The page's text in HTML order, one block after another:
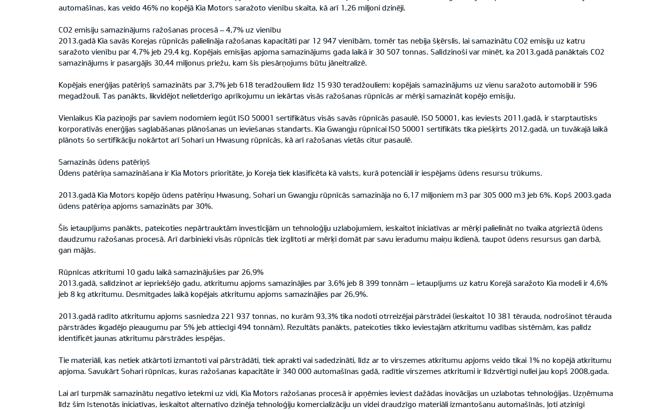
automašīnas, kas veido 46% no kopējā Kia Motors saražoto vienību skaita, kā arī 1,26 miljoni dzinēji.
CO2 emisiju samazinājums ražošanas procesā – 4,7% uz vienību
2013.gadā Kia savās Korejas rūpnīcās palielināja ražošanas kapacitāti par 12 947 vienībām, tomēr tas nebija šķērslis, lai samazinātu CO2 emisiju uz katru
saražoto vienību par 4,7% jeb 29,4 kg. Kopējais emisijas apjoma samazinājums gada laikā ir 30 507 tonnas. Salīdzinoši var minēt, ka 2013.gadā panāktais CO2
samazinājums ir pasargājis 30,44 miljonus priežu, kam šis piesārņojums būtu jāneitralizē.
Kopējais enerģijas patēriņš samazināts par 3,7% jeb 618 teradžouliem līdz 15 930 teradžouliem: kopējais samazinājums uz vienu saražoto automobili ir 596
megadžouli. Tas panākts, likvidējot nelietderīgo aprīkojumu un iekārtas visās ražošanas rūpnīcās ar mērķi samazināt kopējo emisiju.
Vienlaikus Kia paziņojis par saviem nodomiem iegūt ISO 50001 sertifikātus visās savās rūpnīcās pasaulē. ISO 50001, kas ieviests 2011.gadā, ir starptautisks
korporatīvās enerģijas saglabāšanas plānošanas un ieviešanas standarts. Kia Gwangju rūpnīcai ISO 50001 sertifikāts tika piešķirts 2012.gadā, un tuvākajā laikā
plānots šo sertifikāciju nokārtot arī Sohari un Hwasung rūpnīcās, kā arī ražošanas vietās citur pasaulē.
Samazinās ūdens patēriņš
Ūdens patēriņa samazināšana ir Kia Motors prioritāte, jo Koreja tiek klasificēta kā valsts, kurā potenciāli ir iespējams ūdens resursu trūkums.
2013.gadā Kia Motors kopējo ūdens patēriņu Hwasung, Sohari un Gwangju rūpnīcās samazināja no 6,17 miljoniem m3 par 305 000 m3 jeb 6%. Kopš 2003.gada
ūdens patēriņa apjoms samazināts par 30%.
Šis ietaupījums panākts, pateicoties nepārtrauktām investīcijām un tehnoloģiju uzlabojumiem, ieskaitot iniciatīvas ar mērķi palielināt no tvaika atgrieztā ūdens
daudzumu ražošanas procesā. Arī darbinieki visās rūpnīcās tiek izglītoti ar mērķi domāt par savu ieradumu maiņu ikdienā, taupot ūdens resursus gan darbā,
gan mājās.
Rūpnīcas atkritumi 10 gadu laikā samazinājušies par 26,9%
2013.gadā, salīdzinot ar iepriekšējo gadu, atkritumu apjoms samazinājies par 3,6% jeb 8 399 tonnām – ietaupījums uz katru Korejā saražoto Kia modeli ir 4,6%
jeb 8 kg atkritumu. Desmitgades laikā kopējais atkritumu apjoms samazinājies par 26,9%.
2013.gadā radīto atkritumu apjoms sasniedza 221 937 tonnas, no kurām 93,3% tika nodoti otrreizējai pārstrādei (ieskaitot 10 381 tērauda, nodrošinot tērauda
pārstrādes ikgadējo pieaugumu par 5% jeb attiecīgi 494 tonnām). Rezultāts panākts, pateicoties tikko ieviestajām atkritumu vadības sistēmām, kas palīdz
identificēt jaunas atkritumu pārstrādes iespējas.
Tie materiāli, kas netiek atkārtoti izmantoti vai pārstrādāti, tiek aprakti vai sadedzināti, līdz ar to virszemes atkritumu apjoms veido tikai 1% no kopējā atkritumu
apjoma. Savukārt Sohari rūpnīcas, kuras ražošanas kapacitāte ir 340 000 automašīnas gadā, radītie virszemes atkritumi ir līdzvērtīgi nullei jau kopš 2008.gada.
Lai arī turpmāk samazinātu negatīvo ietekmi uz vidi, Kia Motors ražošanas procesā ir apņēmies ieviest dažādas inovācijas un uzlabotas tehnoloģijas. Uzņēmuma
līdz šim īstenotās iniciatīvas, ieskaitot alternatīvo dzinēja tehnoloģiju komercializāciju un videi draudzīgo materiāli izmantošanu automašīnās, ļoti atzinīgi